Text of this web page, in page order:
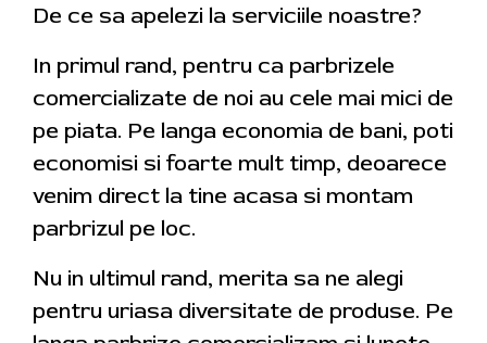
De ce sa apelezi la serviciile noastre?
In primul rand, pentru ca parbrizele
comercializate de noi au cele mai mici de
pe piata. Pe langa economia de bani, poti
economisi si foarte mult timp, deoarece
venim direct la tine acasa si montam
parbrizul pe loc.
Nu in ultimul rand, merita sa ne alegi
pentru uriasa diversitate de produse. Pe